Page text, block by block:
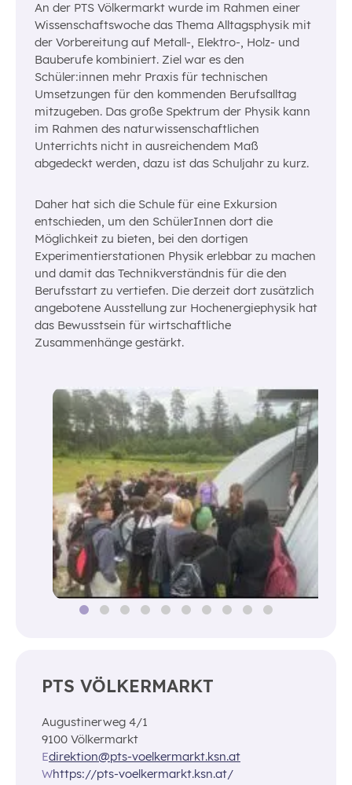
An der PTS Völkermarkt wurde im Rahmen einer
Wissenschaftswoche das Thema Alltagsphysik mit
der Vorbereitung auf Metall-, Elektro-, Holz- und
Bauberufe kombiniert. Ziel war es den
Schüler:innen mehr Praxis für technischen
Umsetzungen für den kommenden Berufsalltag
mitzugeben. Das große Spektrum der Physik kann
im Rahmen des naturwissenschaftlichen
Unterrichts nicht in ausreichendem Maß
abgedeckt werden, dazu ist das Schuljahr zu kurz.
Daher hat sich die Schule für eine Exkursion
entschieden, um den SchülerInnen dort die
Möglichkeit zu bieten, bei den dortigen
Experimentierstationen Physik erlebbar zu machen
und damit das Technikverständnis für die den
Berufsstart zu vertiefen. Die derzeit dort zusätzlich
angebotene Ausstellung zur Hochenergiephysik hat
das Bewusstsein für wirtschaftliche
Zusammenhänge gestärkt.
PTS VÖLKERMARKT
Augustinerweg 4/1
9100 Völkermarkt
Edirektion@pts-voelkermarkt.ksn.at
Whttps://pts-voelkermarkt.ksn.at/